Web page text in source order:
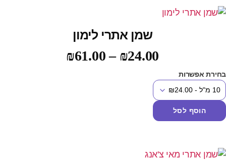
שמן אתרי לימון
₪24.00
–
₪61.00
אפשרות
הוסף לסל